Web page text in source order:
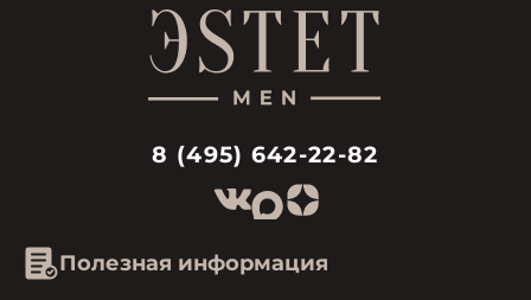
8 (495) 642-22-82
Полезная информация